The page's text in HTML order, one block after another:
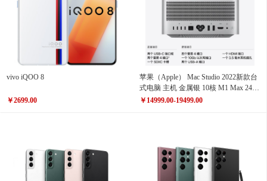
vivo iQOO 8
￥2699.00
苹果（Apple） Mac Studio 2022新款台
式电脑 主机 金属银 10核 M1 Max 24核
显 金属银
￥14999.00-19499.00